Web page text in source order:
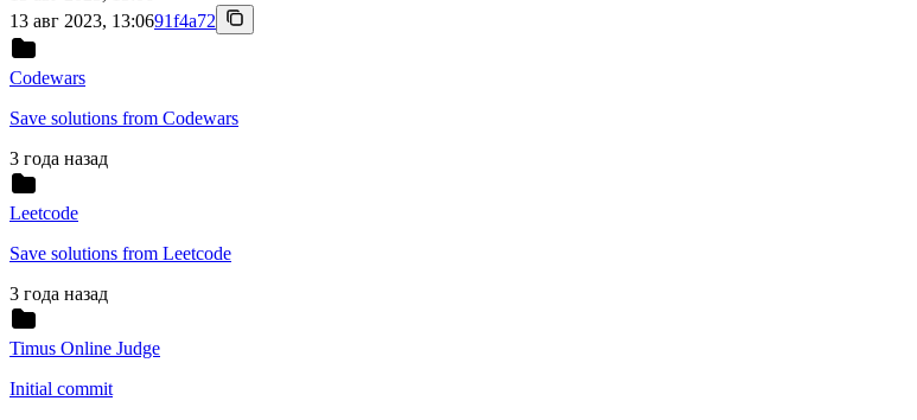
13 авг 2023, 13:0691f4a72
Codewars
Save solutions from Codewars
3 года назад
Leetcode
Save solutions from Leetcode
3 года назад
Timus Online Judge
Initial commit